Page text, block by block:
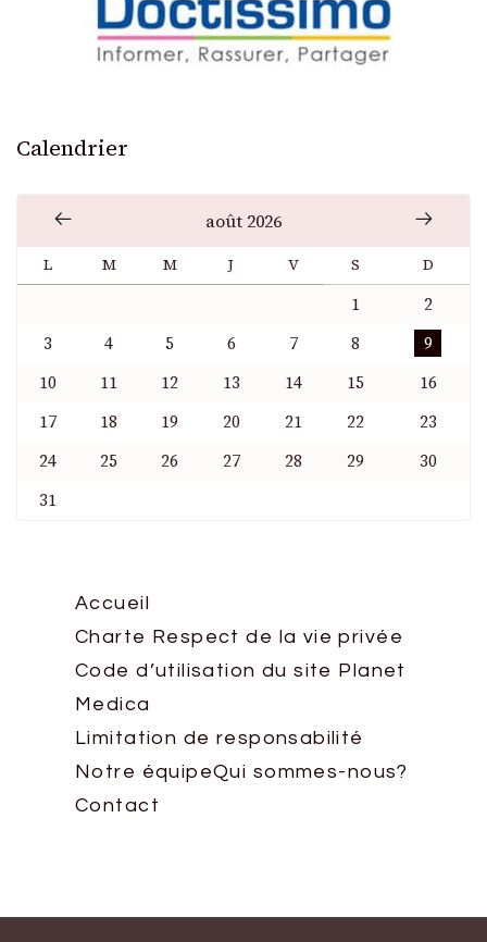
Calendrier
août 2026
L M M J V S D
1
2
3
4 5 6 7 8
9
10
11 12 13 14 15
16
17
18 19 20 21 22
23
24
25 26 27 28 29
30
31
Accueil
Charte Respect de la vie privée
Code d’utilisation du site Planet
Medica
Limitation de responsabilité
Notre équipeQui sommes-nous?
Contact